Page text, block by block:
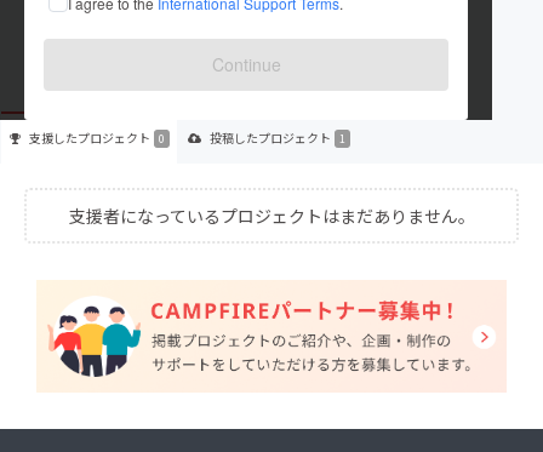
Continue
在住国：日本 現在地：未設定
出身国：日本 出身地：静岡県
支援したプロジェクト 0 投稿したプロジェクト 1
支援者になっているプロジェクトはまだありません。